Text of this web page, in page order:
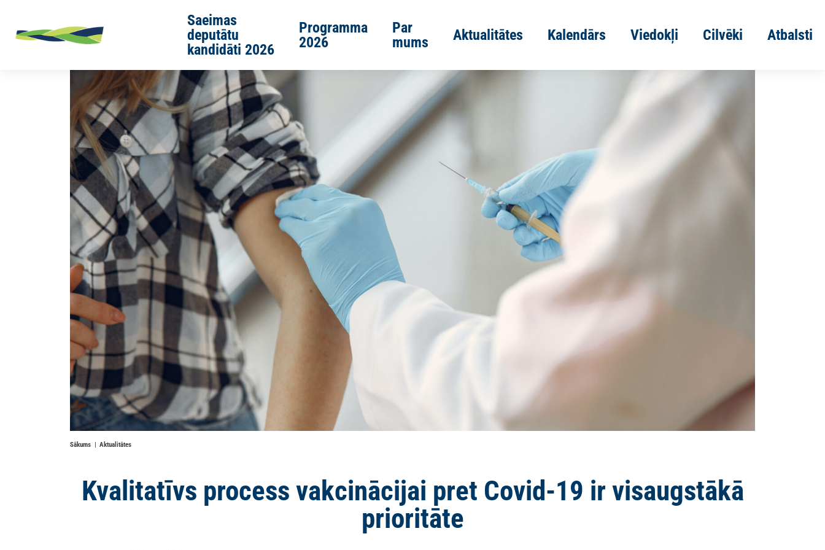
Saeimas
deputātu
kandidāti 2026
Programma
2026
Par
mums
Aktualitātes Kalendārs Viedokļi Cilvēki Atbalsti
Sākums Aktualitātes
Kvalitatīvs process vakcinācijai pret Covid-19 ir visaugstākā
prioritāte